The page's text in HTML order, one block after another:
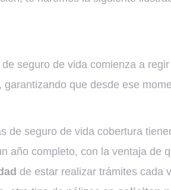
seguro de vida comienza a regir
, garantizando que desde ese
de seguro de vida cobertura
año completo, con la ventaja de
de estar realizar trámites cada